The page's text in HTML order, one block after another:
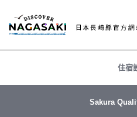
住宿
Sakura